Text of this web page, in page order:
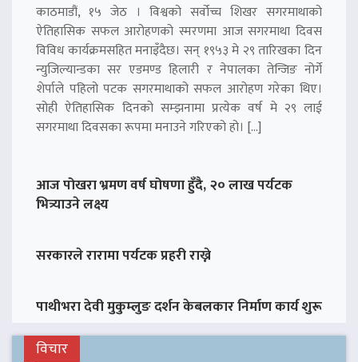
काठमाडौं, १५ जेठ । विश्वको सर्वोच्च शिखर सगरमाथाको
ऐतिहासिक सफल आरोहणको स्मरणमा आज सगरमाथा दिवस
विविध कार्यक्रमसहित मनाइँदैछ। सन् १९५३ मे २९ तारिखका दिन
न्युजिल्यान्डका सर एडमण्ड हिलारी र नेपालका तेन्जिङ नोर्गे
शेर्पाले पहिलो पटक सगरमाथाको सफल आरोहण गरेका थिए।
सोही ऐतिहासिक दिनको सम्झनामा प्रत्येक वर्ष मे २९ लाई
सगरमाथा दिवसका रूपमा मनाउने गरिएको हो। […]
आज पोखरा भ्रमण वर्ष घोषणा हुँदै, २० लाख पर्यटक
भित्र्याउने लक्ष्य
सरकारले रारामा पर्यटक प्रहरी राख्ने
पाथीभरा देवी मुकुम्लुङ दर्शन केबलकार निर्माण कार्य शुरू
विचार